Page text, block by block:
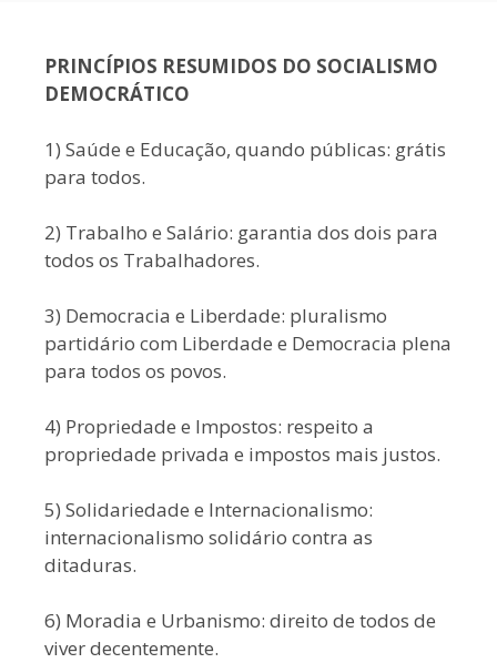
PRINCÍPIOS RESUMIDOS DO SOCIALISMO
DEMOCRÁTICO
1) Saúde e Educação, quando públicas: grátis
para todos.
2) Trabalho e Salário: garantia dos dois para
todos os Trabalhadores.
3) Democracia e Liberdade: pluralismo
partidário com Liberdade e Democracia plena
para todos os povos.
4) Propriedade e Impostos: respeito a
propriedade privada e impostos mais justos.
5) Solidariedade e Internacionalismo:
internacionalismo solidário contra as
ditaduras.
6) Moradia e Urbanismo: direito de todos de
viver decentemente.